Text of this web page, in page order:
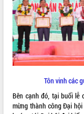
Dự án cao tốc Khánh Hòa -
Thuột
Định vị cà phê Việt Nam như
sản sống” trong dòng chảy
Xây dựng nông thôn mới:
sống người dân từ những mô
Quyết liệt tháo gỡ vướng
nhanh tiến độ các dự án
trong Khu kinh tế Nam Phú
Tôn vinh các
Bên cạnh đó, tại buổi lễ
mừng thành công Đại